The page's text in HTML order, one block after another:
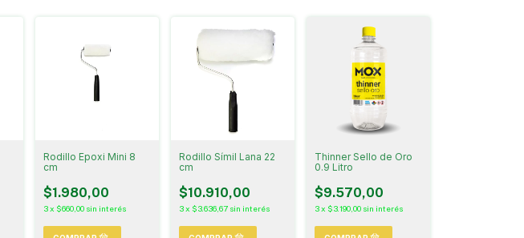
Rodillo Epoxi Mini 8
cm
$1.980,00
3x $660,00 sin interés
Rodillo Símil Lana 22
cm
$10.910,00
3x $3.636,67 sin interés
Thinner Sello de Oro
0.9 Litro
$9.570,00
3x $3.190,00 sin interés